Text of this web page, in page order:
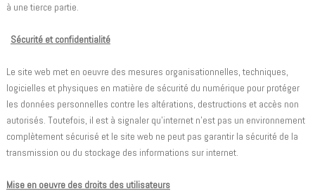
à une tierce partie.
Sécurité et confidentialité
Le site web met en oeuvre des mesures organisationnelles, techniques,
logicielles et physiques en matière de sécurité du numérique pour protéger
les données personnelles contre les altérations, destructions et accès non
autorisés. Toutefois, il est à signaler qu'internet n'est pas un environnement
complètement sécurisé et le site web ne peut pas garantir la sécurité de la
transmission ou du stockage des informations sur internet.
Mise en oeuvre des droits des utilisateurs